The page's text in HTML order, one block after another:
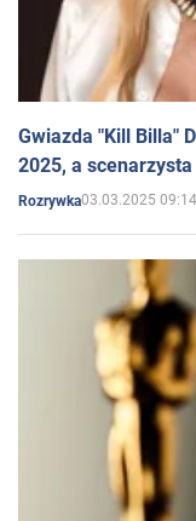
Gwiazda "Kill Billa"
2025, a
Rozrywka03.03.2025 09:14